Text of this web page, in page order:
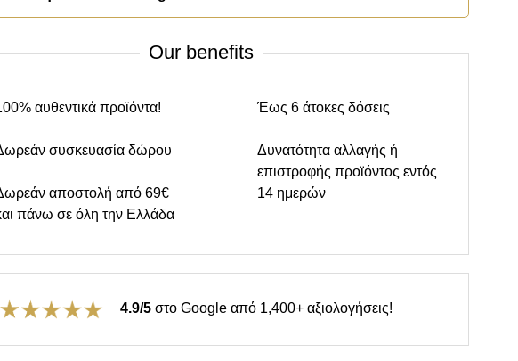
Our benefits
αυθεντικά προϊόντα!
συσκευασία δώρου
αποστολή από 69€
πάνω σε όλη την Ελλάδα
Έως 6 άτοκες δόσεις
Δυνατότητα αλλαγής ή
επιστροφής προϊόντος εντός
14 ημερών
4.9/5 στο Google από 1,400+ αξιολογήσεις!